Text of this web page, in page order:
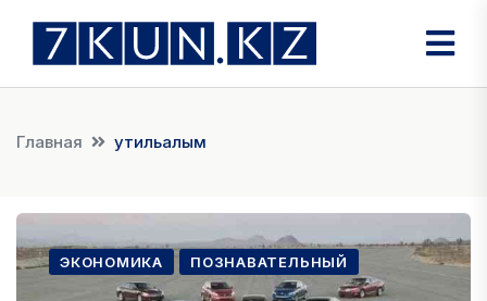
Главная утильалым
ЭКОНОМИКА ПОЗНАВАТЕЛЬНЫЙ